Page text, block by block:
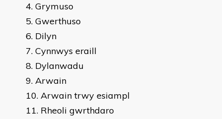
Grymuso
Gwerthuso
Dilyn
Cynnwys eraill
Dylanwadu
Arwain
Arwain trwy esiampl
Rheoli gwrthdaro